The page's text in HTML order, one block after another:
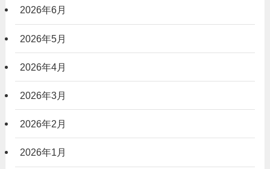
2026年6月
2026年5月
2026年4月
2026年3月
2026年2月
2026年1月